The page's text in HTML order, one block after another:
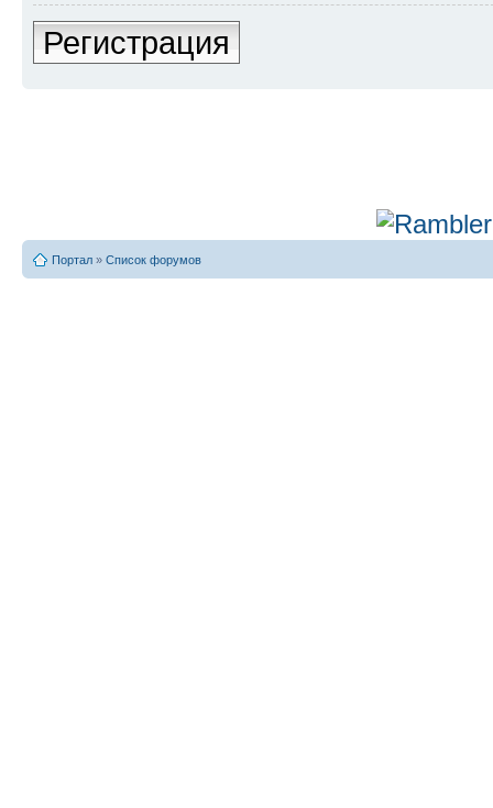
Регистрация
Портал » Список форумов